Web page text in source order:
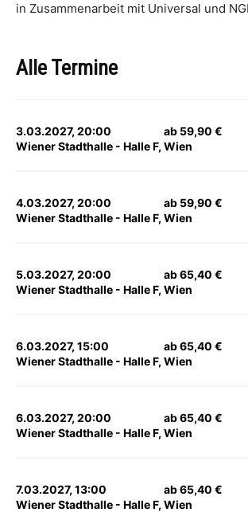
in Zusammenarbeit mit Universal und
Alle Termine
3.03.2027, 20:00
Wiener Stadthalle - Halle F, Wien
ab 59,90 €
4.03.2027, 20:00
Wiener Stadthalle - Halle F, Wien
ab 59,90 €
5.03.2027, 20:00
Wiener Stadthalle - Halle F, Wien
ab 65,40 €
6.03.2027, 15:00
Wiener Stadthalle - Halle F, Wien
ab 65,40 €
6.03.2027, 20:00
Wiener Stadthalle - Halle F, Wien
ab 65,40 €
7.03.2027, 13:00
Wiener Stadthalle - Halle F, Wien
ab 65,40 €